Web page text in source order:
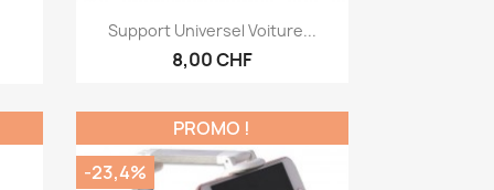
Aperçu rapide
Support Universel Voiture...
8,00 CHF
PROMO !
-23,4%